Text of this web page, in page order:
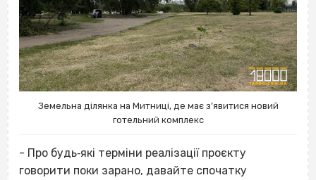
Земельна ділянка на Митниці, де має з’явитися новий
готельний комплекс
- Про будь‐які терміни реалізації проєкту
говорити поки зарано, давайте спочатку